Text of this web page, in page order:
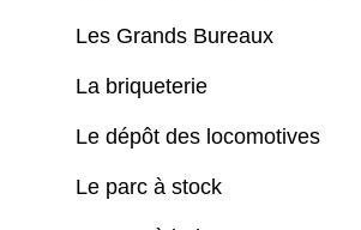
Les Grands Bureaux
La briqueterie
Le dépôt des locomotives
Le parc à stock